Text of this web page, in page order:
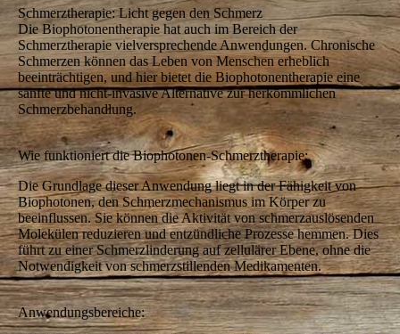
Schmerztherapie: Licht gegen den Schmerz
Die Biophotonentherapie hat auch im Bereich der
Schmerztherapie vielversprechende Anwendungen. Chronische
Schmerzen können das Leben von Menschen erheblich
beeinträchtigen, und hier bietet die Biophotonentherapie eine
sanfte und nicht-invasive Alternative zur herkömmlichen
Schmerzbehandlung.
Wie funktioniert die Biophotonen-Schmerztherapie:
Die Grundlage dieser Anwendung liegt in der Fähigkeit von
Biophotonen, den Schmerzmechanismus im Körper zu
beeinflussen. Sie können die Aktivität von schmerzauslösenden
Molekülen reduzieren und entzündliche Prozesse hemmen. Dies
führt zu einer Schmerzlinderung auf zellulärer Ebene, ohne die
Notwendigkeit von schmerzstillenden Medikamenten.
Anwendungsbereiche: